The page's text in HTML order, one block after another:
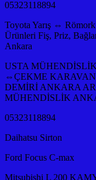
05323118894
Toyota Yarış ⇔
Ürünleri Fiş, Priz,
Ankara
USTA
⇔ÇEKME
DEMİRİ ANKARA
MÜHENDİSLİK
05323118894
Daihatsu Sirton
Ford Focus C-max
Mitsubishi L 200